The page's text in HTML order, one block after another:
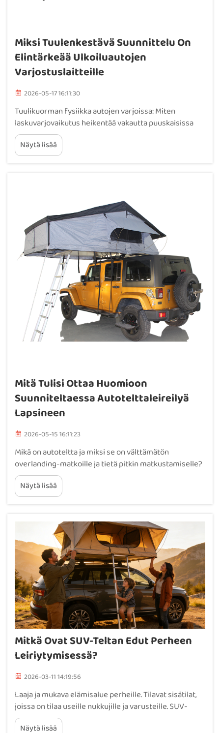
Miksi Tuulenkestävä Suunnittelu On
Elintärkeää Ulkoiluautojen
Varjostuslaitteille
2026-05-17 16:11:30
Tuulikuorman fysiikka autojen varjoissa: Miten
laskuvarjovaikutus heikentää vakautta puuskaisissa
olosuhteissa. Tuuli käyttäytyy kuten neste, ja jokainen
sen kohtaama pinta kokee dynaamista painetta. Auton
varjossa suuri kangaspäällyste toimii kuin purje...
Näytä lisää
Mitä Tulisi Ottaa Huomioon
Suunniteltaessa Autotelttaleireilyä
Lapsineen
2026-05-15 16:11:23
Mikä on autoteltta ja miksi se on välttämätön
overlanding-matkoille ja tietä pitkin matkustamiselle?
Autoteltta on erikoistunut suojelu, joka kiinnitetään
suoraan ajoneuvoon – yleensä takaoven, katon
kuljetusrimaan tai vetokoukkuun. Se eroaa
Näytä lisää
Mitkä Ovat SUV-Teltan Edut Perheen
Leiriytymisessä?
2026-03-11 14:19:56
Laaja ja mukava elämisalue perheille. Tilavat sisätilat,
joissa on tilaa useille nukkujille ja varusteille. SUV-
teltat tarjoavat runsaasti tilaa sisällä, yleensä noin
Näytä lisää